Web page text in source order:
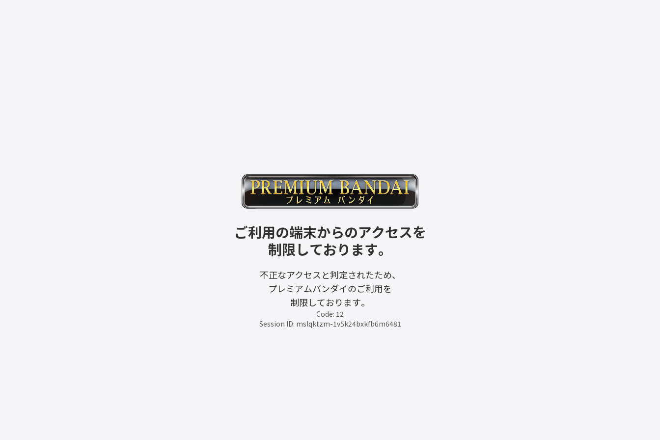
ご利用の端末からのアクセスを
制限しております。
不正なアクセスと判定されたため、
プレミアムバンダイのご利用を
制限しております。
Code: 12
Session ID: mslqktzm-1v5k24bxkfb6m6481